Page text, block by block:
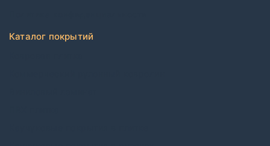
Каталог покрытий